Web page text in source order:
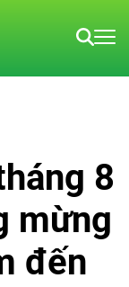
8
mừng
đến